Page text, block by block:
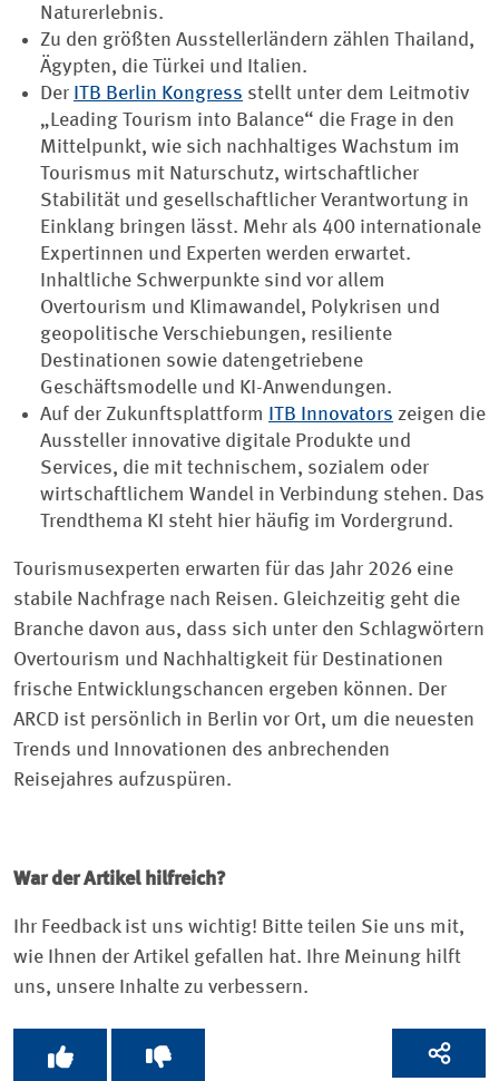
Naturerlebnis.
Zu den größten Ausstellerländern zählen Thailand,
Ägypten, die Türkei und Italien.
Der
ITB Berlin Kongress stellt unter dem Leitmotiv
„Leading Tourism into Balance“ die Frage in den
Mittelpunkt, wie sich nachhaltiges Wachstum im
Tourismus mit Naturschutz, wirtschaftlicher
Stabilität und gesellschaftlicher Verantwortung in
Einklang bringen lässt. Mehr als 400 internationale
Expertinnen und Experten werden erwartet.
Inhaltliche Schwerpunkte sind vor allem
Overtourism und Klimawandel, Polykrisen und
geopolitische Verschiebungen, resiliente
Destinationen sowie datengetriebene
Geschäftsmodelle und KI-Anwendungen.
Auf der Zukunftsplattform
ITB Innovators zeigen die
Aussteller innovative digitale Produkte und
Services, die mit technischem, sozialem oder
wirtschaftlichem Wandel in Verbindung stehen. Das
Trendthema KI steht hier häufig im Vordergrund.
Tourismusexperten erwarten für das Jahr 2026 eine
stabile Nachfrage nach Reisen. Gleichzeitig geht die
Branche davon aus, dass sich unter den Schlagwörtern
Overtourism und Nachhaltigkeit für Destinationen
frische Entwicklungschancen ergeben können. Der
ARCD ist persönlich in Berlin vor Ort, um die neuesten
Trends und Innovationen des anbrechenden
Reisejahres aufzuspüren.
War der Artikel hilfreich?
Ihr Feedback ist uns wichtig! Bitte teilen Sie uns mit,
wie Ihnen der Artikel gefallen hat. Ihre Meinung hilft
uns, unsere Inhalte zu verbessern.